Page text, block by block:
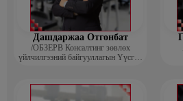
Дашдаржаа Отгонбат
/ОБЗЕРВ Консалтинг зөвлөх
үйлчилгээний байгууллагын Үүсгэн